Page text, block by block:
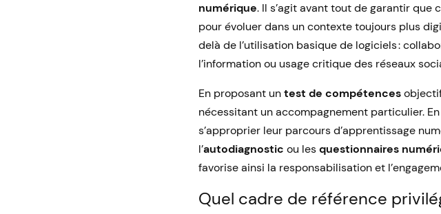
numérique. Il s’agit avant tout de garantir
pour évoluer dans un contexte toujours plus
delà de l’utilisation basique de logiciels :
l’information ou usage critique des réseaux
En proposant untest de compétences
nécessitant un accompagnement particulier.
s’approprier leur parcours d’apprentissage
l’autodiagnostic ou lesquestionnaires
favorise ainsi la responsabilisation et
Quel cadre de référence